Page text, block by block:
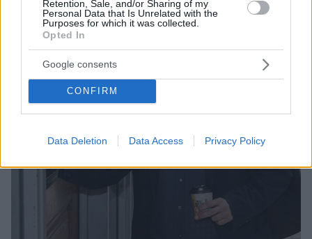
Retention, Sale, and/or Sharing of my
Personal Data that Is Unrelated with the
Purposes for which it was collected.
Opted In
Google consents
CONFIRM
Data Deletion Data Access Privacy Policy